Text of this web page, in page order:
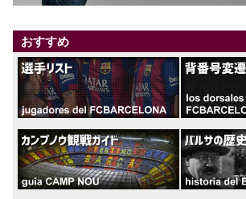
おすすめ